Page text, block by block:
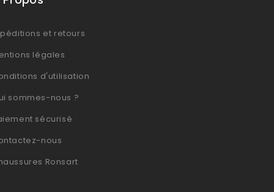
et retours
légales
d'utilisation
sommes-nous ?
sécurisé
nous
Ronsart